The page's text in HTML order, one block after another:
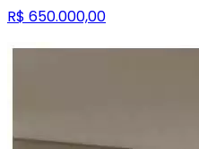
R$ 650.000,00